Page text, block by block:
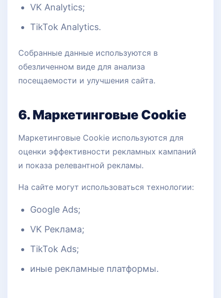
VK Analytics;
TikTok Analytics.
Собранные данные используются в
обезличенном виде для анализа
посещаемости и улучшения сайта.
6. Маркетинговые Cookie
Маркетинговые Cookie используются для
оценки эффективности рекламных кампаний
и показа релевантной рекламы.
На сайте могут использоваться технологии:
Google Ads;
VK Реклама;
TikTok Ads;
иные рекламные платформы.